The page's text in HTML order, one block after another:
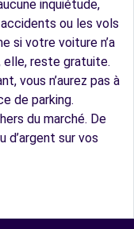
inquiétude,
ou les vols
si votre voiture n’a
elle, reste gratuite.
vous n’aurez pas à
de parking.
du marché. De
d’argent sur vos